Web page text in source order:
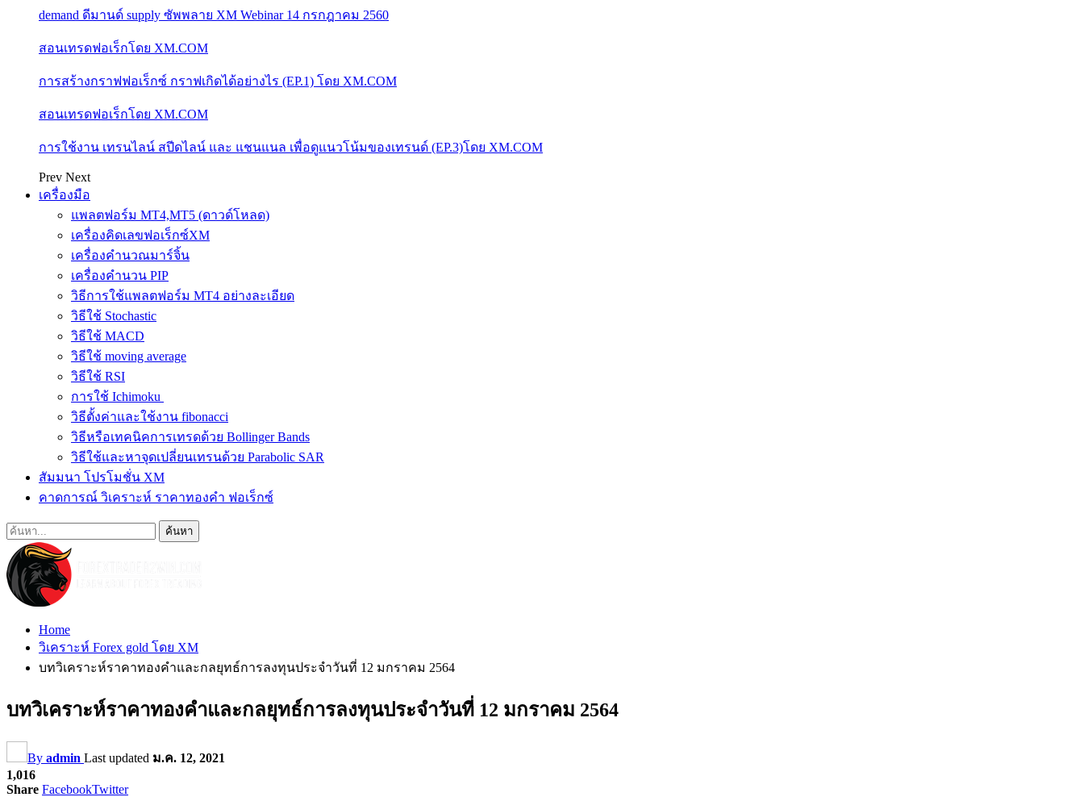
demand ดีมานด์ supply ซัพพลาย XM Webinar 14 กรกฎาคม 2560
สอนเทรดฟอเร็กโดย XM.COM
การสร้างกราฟฟอเร็กซ์ กราฟเกิดได้อย่างไร (EP.1) โดย XM.COM
สอนเทรดฟอเร็กโดย XM.COM
การใช้งาน เทรนไลน์ สปีดไลน์ และ แชนแนล เพื่อดูแนวโน้มของเทรนด์ (EP.3)โดย XM.COM
Prev Next
เครื่องมือ
แพลตฟอร์ม MT4,MT5 (ดาวด์โหลด)
เครื่องคิดเลขฟอเร็กซ์XM
เครื่องคำนวณมาร์จิ้น
เครื่องคำนวน PIP
วิธีการใช้แพลตฟอร์ม MT4 อย่างละเอียด
วิธีใช้ Stochastic
วิธีใช้ MACD
วิธีใช้ moving average
วิธีใช้ RSI
การใช้ Ichimoku
วิธีตั้งค่าและใช้งาน fibonacci
วิธีหรือเทคนิคการเทรดด้วย Bollinger Bands
วิธีใช้และหาจุดเปลี่ยนเทรนด้วย Parabolic SAR
สัมมนา โปรโมชั่น XM
คาดการณ์ วิเคราะห์ ราคาทองคำ ฟอเร็กซ์
Home
วิเคราะห์ Forex gold โดย XM
บทวิเคราะห์ราคาทองคำและกลยุทธ์การลงทุนประจำวันที่ 12 มกราคม 2564
บทวิเคราะห์ราคาทองคำและกลยุทธ์การลงทุนประจำวันที่ 12 มกราคม 2564
By admin Last updated ม.ค. 12, 2021
1,016
Share FacebookTwitter